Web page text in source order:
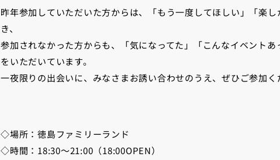
昨年参加していただいた方からは、「もう一度してほしい」「楽
き、
参加されなかった方からも、「気になってた」「こんなイベント
をいただいています。
一夜限りの出会いに、みなさまお誘い合わせのうえ、ぜひご参加
◇場所：徳島ファミリーランド
◇時間：18:30～21:00（18:00OPEN）